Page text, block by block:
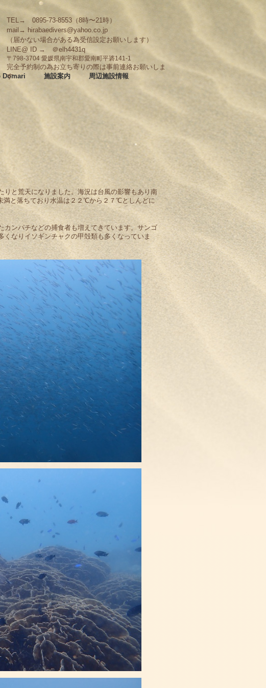
TEL→ 0895-73-8553（8時〜21時）
mail→ hirabaedivers@yahoo.co.jp
（届かない場合がある為受信設定お願いします）
LINE@ ID → ＠elh4431q
〒798-3704 愛媛県南宇和郡愛南町平碆141-1
完全予約制の為お立ち寄りの際は事前連絡お願いしま
す
Domari 施設案内 周辺施設情報
と荒天になりました。海況は台風の影響もあり南
満と落ちており水温は２２℃から２７℃としんどに
ンパチなどの捕食者も増えてきています。サンゴ
なりイソギンチャクの甲殻類も多くなっていま